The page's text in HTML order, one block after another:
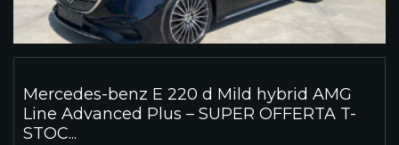
Mercedes-benz E 220 d Mild hybrid AMG
Line Advanced Plus – SUPER OFFERTA T-
STOC...